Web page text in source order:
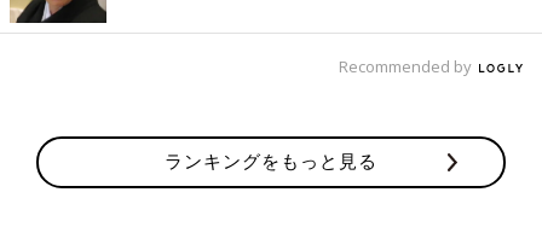
Recommended by
ランキングをもっと見る